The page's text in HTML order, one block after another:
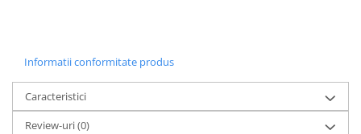
Informatii conformitate produs
Caracteristici
Review-uri(0)